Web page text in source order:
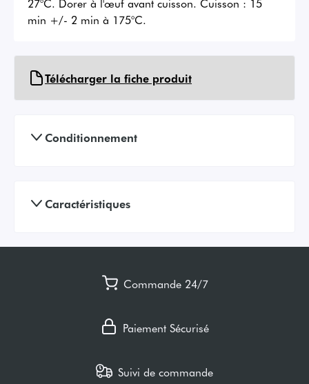
min +/- 2 min à 175°C.
Télécharger la fiche produit
Conditionnement
Caractéristiques
Commande 24/7
Paiement Sécurisé
Suivi de commande